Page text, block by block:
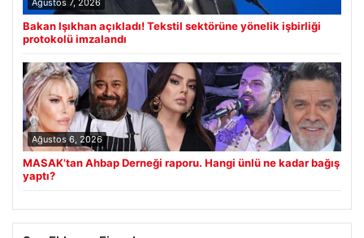
Ağustos 7, 2026
Bakan Işıkhan açıkladı! Tekstil sektörüne yönelik işbirliği
protokolü imzalandı
Ağustos 6, 2026
MASAK’tan Ahbap Derneği raporu. Hangi ünlü ne kadar bağış
yaptı?